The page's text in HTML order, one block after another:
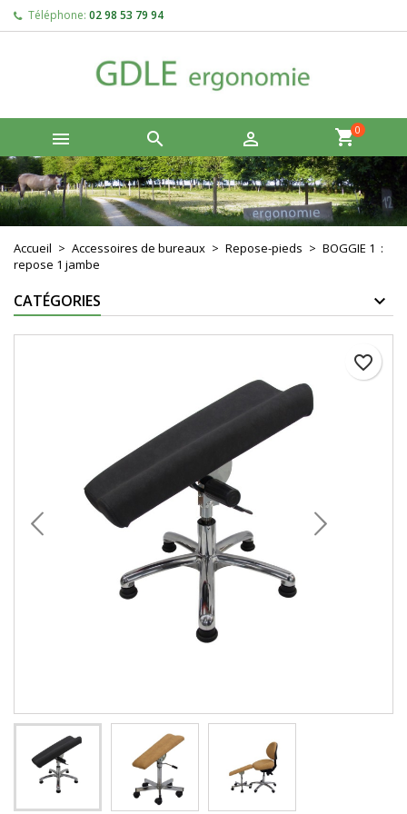
Téléphone: 02 98 53 79 94
   0
Accueil Accessoires de bureaux Repose-pieds
BOGGIE 1 :
repose 1 jambe
CATÉGORIES
favorite_border
×
Créer une liste d'envies ×
Nom de la liste d'envies
Annuler Créer une liste d'envies
Connexion ×
Vous devez être connecté pour ajouter des produits à
Annuler Connexion